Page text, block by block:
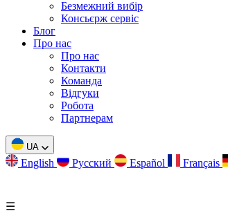
Безмежний вибір
Консьєрж сервіс
Блог
Про нас
Про нас
Контакти
Команда
Відгуки
Робота
Партнерам
UA
English Русский Español Français
☰